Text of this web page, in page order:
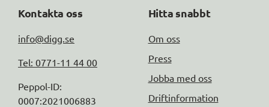
Kontakta oss
info@digg.se
Tel: 0771-11 44 00
Peppol-ID:
0007:2021006883
Hitta snabbt
Om oss
Press
Jobba med oss
Driftinformation